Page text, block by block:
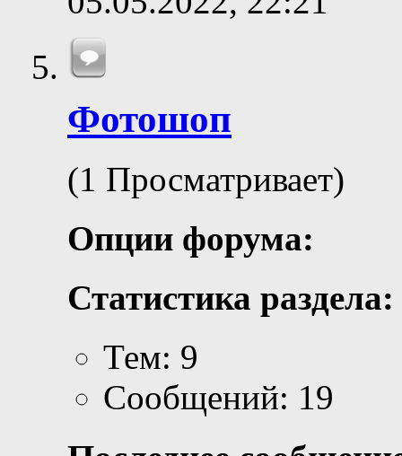
Фотошоп
(1 Просматривает)
Опции форума:
Статистика раздела:
Тем: 9
Сообщений: 19